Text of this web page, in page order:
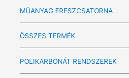
MŰANYAG ERESZCSATORNA
ÖSSZES TERMÉK
POLIKARBONÁT RENDSZEREK